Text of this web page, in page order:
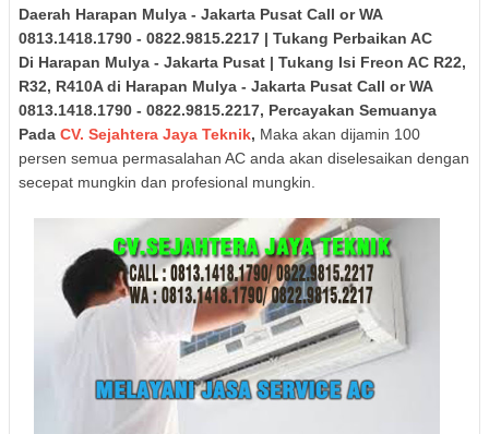
Daerah Harapan Mulya - Jakarta Pusat Call or WA
0813.1418.1790 - 0822.9815.2217 | Tukang Perbaikan AC
Di Harapan Mulya - Jakarta Pusat | Tukang Isi Freon AC R22,
R32, R410A di Harapan Mulya - Jakarta Pusat Call or WA
0813.1418.1790 - 0822.9815.2217, Percayakan Semuanya
Pada CV. Sejahtera Jaya Teknik, Maka akan dijamin 100
persen semua permasalahan AC anda akan diselesaikan dengan
secepat mungkin dan profesional mungkin.